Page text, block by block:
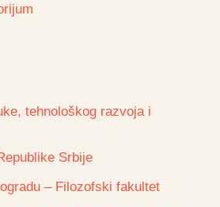
tehnološkog razvoja i
Srbije
– Filozofski fakultet